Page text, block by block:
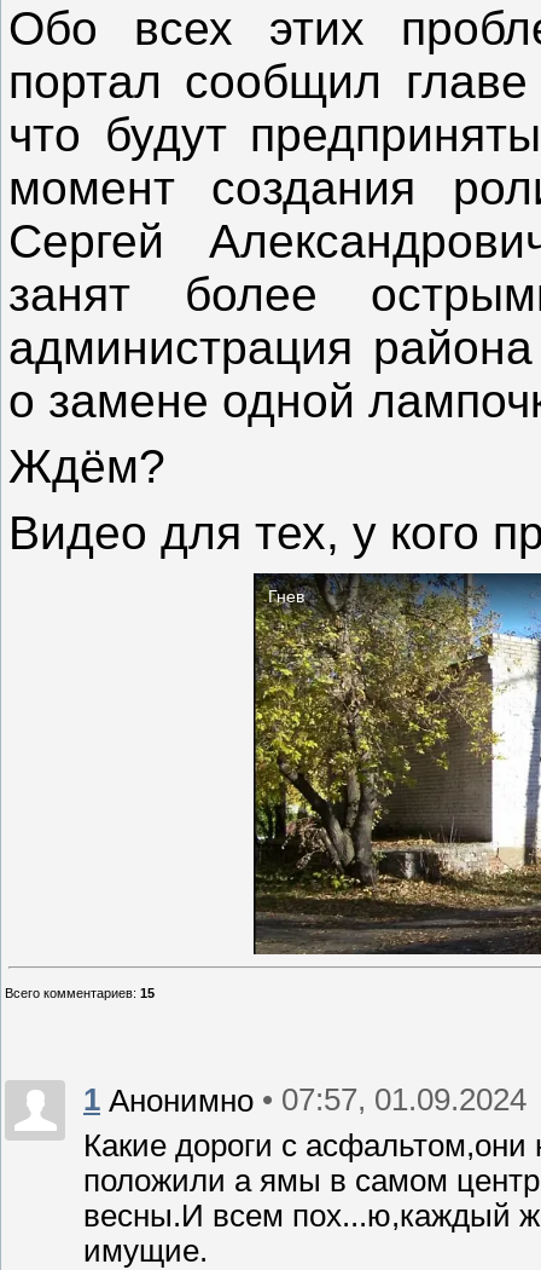
Обо всех этих
портал сообщил
что будут
момент создания
Сергей
занят более
администрация
о замене одной
Ждём?
Видео для тех, у кого
Всего комментариев: 15
1 Анонимно • 07:57, 01.09.2024
Какие дороги с асфальтом,они
положили а ямы в самом
весны.И всем пох...ю,каждый
имущие.